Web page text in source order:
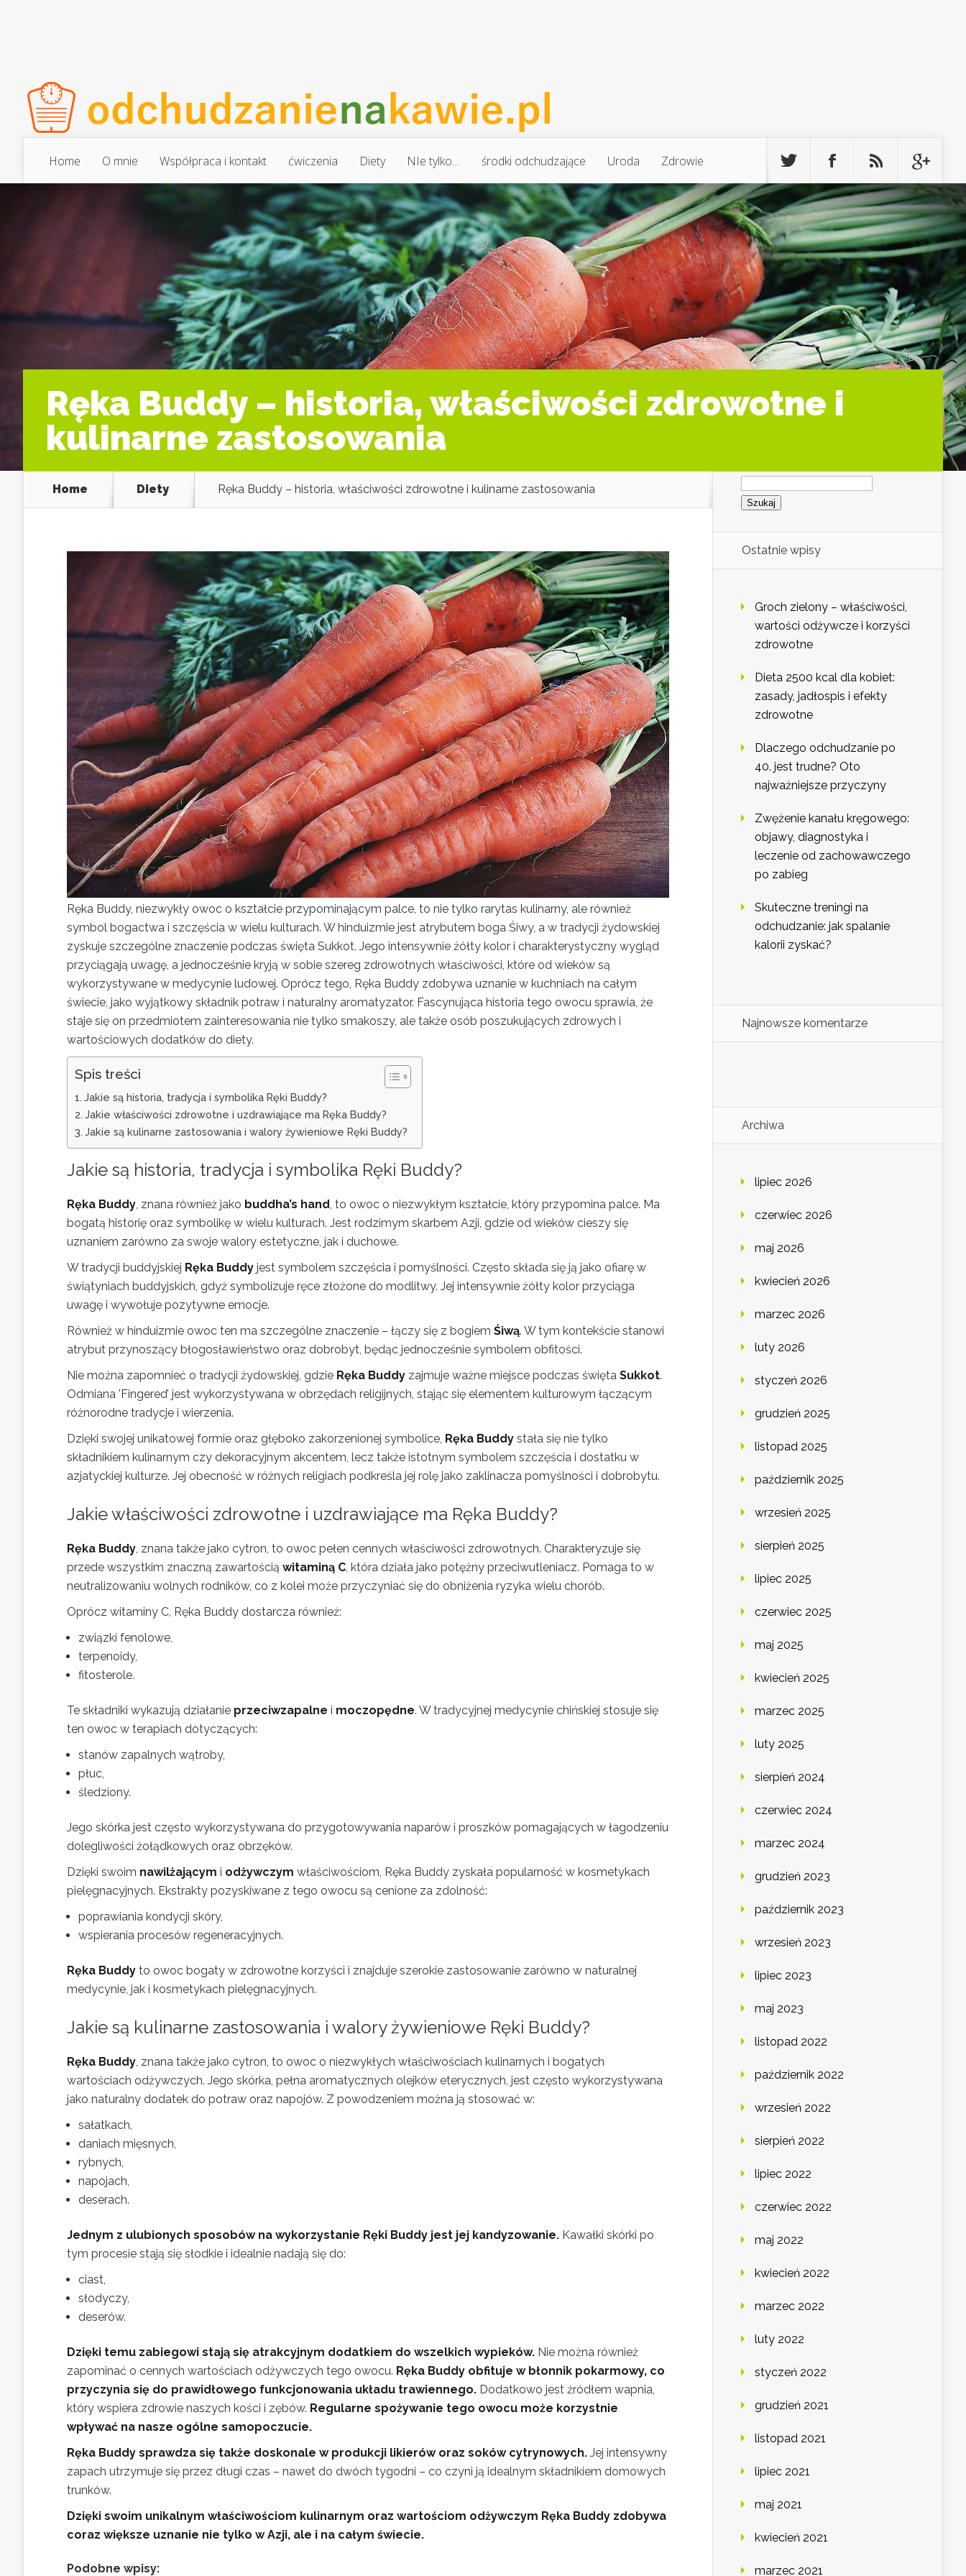
Home O mnie Współpraca i kontakt ćwiczenia Diety NIe tylko… środki odchudzające Uroda Zdrowie
Ręka Buddy – historia, właściwości zdrowotne i
kulinarne zastosowania
Home Diety Ręka Buddy – historia, właściwości zdrowotne i kulinarne zastosowania
Ręka Buddy, niezwykły owoc o kształcie przypominającym palce, to nie tylko rarytas kulinarny, ale również
symbol bogactwa i szczęścia w wielu kulturach. W hinduizmie jest atrybutem boga Śiwy, a w tradycji żydowskiej
zyskuje szczególne znaczenie podczas święta Sukkot. Jego intensywnie żółty kolor i charakterystyczny wygląd
przyciągają uwagę, a jednocześnie kryją w sobie szereg zdrowotnych właściwości, które od wieków są
wykorzystywane w medycynie ludowej. Oprócz tego, Ręka Buddy zdobywa uznanie w kuchniach na całym
świecie, jako wyjątkowy składnik potraw i naturalny aromatyzator. Fascynująca historia tego owocu sprawia, że
staje się on przedmiotem zainteresowania nie tylko smakoszy, ale także osób poszukujących zdrowych i
wartościowych dodatków do diety.
Spis treści
Jakie są historia, tradycja i symbolika Ręki Buddy?
Jakie właściwości zdrowotne i uzdrawiające ma Ręka Buddy?
Jakie są kulinarne zastosowania i walory żywieniowe Ręki Buddy?
Jakie są historia, tradycja i symbolika Ręki Buddy?
Ręka Buddy, znana również jako buddha’s hand, to owoc o niezwykłym kształcie, który przypomina palce. Ma
bogatą historię oraz symbolikę w wielu kulturach. Jest rodzimym skarbem Azji, gdzie od wieków cieszy się
uznaniem zarówno za swoje walory estetyczne, jak i duchowe.
W tradycji buddyjskiej Ręka Buddy jest symbolem szczęścia i pomyślności. Często składa się ją jako ofiarę w
świątyniach buddyjskich, gdyż symbolizuje ręce złożone do modlitwy. Jej intensywnie żółty kolor przyciąga
uwagę i wywołuje pozytywne emocje.
Również w hinduizmie owoc ten ma szczególne znaczenie – łączy się z bogiem Śiwą. W tym kontekście stanowi
atrybut przynoszący błogosławieństwo oraz dobrobyt, będąc jednocześnie symbolem obfitości.
Nie można zapomnieć o tradycji żydowskiej, gdzie Ręka Buddy zajmuje ważne miejsce podczas święta Sukkot.
Odmiana 'Fingered’ jest wykorzystywana w obrzędach religijnych, stając się elementem kulturowym łączącym
różnorodne tradycje i wierzenia.
Dzięki swojej unikatowej formie oraz głęboko zakorzenionej symbolice, Ręka Buddy stała się nie tylko
składnikiem kulinarnym czy dekoracyjnym akcentem, lecz także istotnym symbolem szczęścia i dostatku w
azjatyckiej kulturze. Jej obecność w różnych religiach podkreśla jej rolę jako zaklinacza pomyślności i dobrobytu.
Jakie właściwości zdrowotne i uzdrawiające ma Ręka Buddy?
Ręka Buddy, znana także jako cytron, to owoc pełen cennych właściwości zdrowotnych. Charakteryzuje się
przede wszystkim znaczną zawartością witaminą C, która działa jako potężny przeciwutleniacz. Pomaga to w
neutralizowaniu wolnych rodników, co z kolei może przyczyniać się do obniżenia ryzyka wielu chorób.
Oprócz witaminy C, Ręka Buddy dostarcza również:
związki fenolowe,
terpenoidy,
fitosterole.
Te składniki wykazują działanie przeciwzapalne i moczopędne. W tradycyjnej medycynie chińskiej stosuje się
ten owoc w terapiach dotyczących:
stanów zapalnych wątroby,
płuc,
śledziony.
Jego skórka jest często wykorzystywana do przygotowywania naparów i proszków pomagających w łagodzeniu
dolegliwości żołądkowych oraz obrzęków.
Dzięki swoim nawilżającym i odżywczym właściwościom, Ręka Buddy zyskała popularność w kosmetykach
pielęgnacyjnych. Ekstrakty pozyskiwane z tego owocu są cenione za zdolność:
poprawiania kondycji skóry,
wspierania procesów regeneracyjnych.
Ręka Buddy to owoc bogaty w zdrowotne korzyści i znajduje szerokie zastosowanie zarówno w naturalnej
medycynie, jak i kosmetykach pielęgnacyjnych.
Jakie są kulinarne zastosowania i walory żywieniowe Ręki Buddy?
Ręka Buddy, znana także jako cytron, to owoc o niezwykłych właściwościach kulinarnych i bogatych
wartościach odżywczych. Jego skórka, pełna aromatycznych olejków eterycznych, jest często wykorzystywana
jako naturalny dodatek do potraw oraz napojów. Z powodzeniem można ją stosować w:
sałatkach,
daniach mięsnych,
rybnych,
napojach,
deserach.
Jednym z ulubionych sposobów na wykorzystanie Ręki Buddy jest jej kandyzowanie. Kawałki skórki po
tym procesie stają się słodkie i idealnie nadają się do:
ciast,
słodyczy,
deserów.
Dzięki temu zabiegowi stają się atrakcyjnym dodatkiem do wszelkich wypieków. Nie można również
zapominać o cennych wartościach odżywczych tego owocu. Ręka Buddy obfituje w błonnik pokarmowy, co
przyczynia się do prawidłowego funkcjonowania układu trawiennego. Dodatkowo jest źródłem wapnia,
który wspiera zdrowie naszych kości i zębów. Regularne spożywanie tego owocu może korzystnie
wpływać na nasze ogólne samopoczucie.
Ręka Buddy sprawdza się także doskonale w produkcji likierów oraz soków cytrynowych. Jej intensywny
zapach utrzymuje się przez długi czas – nawet do dwóch tygodni – co czyni ją idealnym składnikiem domowych
trunków.
Dzięki swoim unikalnym właściwościom kulinarnym oraz wartościom odżywczym Ręka Buddy zdobywa
coraz większe uznanie nie tylko w Azji, ale i na całym świecie.
Podobne wpisy:
Szukaj:
Ostatnie wpisy
Groch zielony – właściwości,
wartości odżywcze i korzyści
zdrowotne
Dieta 2500 kcal dla kobiet:
zasady, jadłospis i efekty
zdrowotne
Dlaczego odchudzanie po
40. jest trudne? Oto
najważniejsze przyczyny
Zwężenie kanału kręgowego:
objawy, diagnostyka i
leczenie od zachowawczego
po zabieg
Skuteczne treningi na
odchudzanie: jak spalanie
kalorii zyskać?
Najnowsze komentarze
Archiwa
lipiec 2026
czerwiec 2026
maj 2026
kwiecień 2026
marzec 2026
luty 2026
styczeń 2026
grudzień 2025
listopad 2025
październik 2025
wrzesień 2025
sierpień 2025
lipiec 2025
czerwiec 2025
maj 2025
kwiecień 2025
marzec 2025
luty 2025
sierpień 2024
czerwiec 2024
marzec 2024
grudzień 2023
październik 2023
wrzesień 2023
lipiec 2023
maj 2023
listopad 2022
październik 2022
wrzesień 2022
sierpień 2022
lipiec 2022
czerwiec 2022
maj 2022
kwiecień 2022
marzec 2022
luty 2022
styczeń 2022
grudzień 2021
listopad 2021
lipiec 2021
maj 2021
kwiecień 2021
marzec 2021